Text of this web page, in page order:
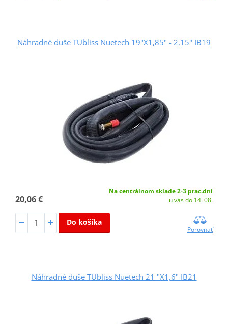
Náhradné duše TUbliss Nuetech 19"X1,85" - 2,15" IB19
20,06 €
Na centrálnom sklade 2-3 prac.dni
u vás do 14. 08.
Do košíka
Porovnať
Náhradné duše TUbliss Nuetech 21 "X1,6" IB21